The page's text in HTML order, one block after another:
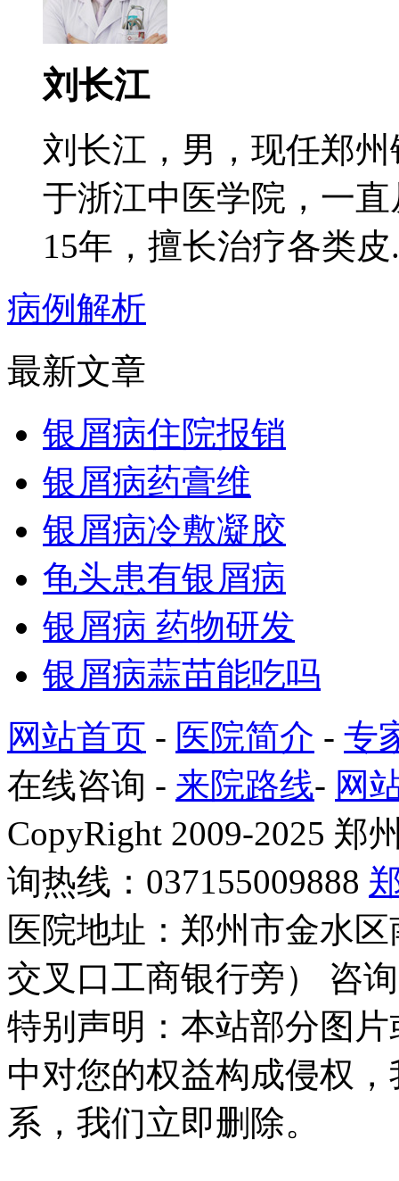
刘长江
刘长江，男，现任郑
于浙江中医学院，一
15年，擅长治疗各类皮
病例解析
最新文章
银屑病住院报销
银屑病药膏维
银屑病冷敷凝胶
龟头患有银屑病
银屑病 药物研发
银屑病蒜苗能吃吗
网站首页 - 医院简介 - 专
在线咨询 - 来院路线- 网
CopyRight 2009-2025 郑
询热线：037155009888
医院地址：郑州市金水
交叉口工商银行旁） 咨
特别声明：本站部分图
中对您的权益构成侵权
系，我们立即删除。